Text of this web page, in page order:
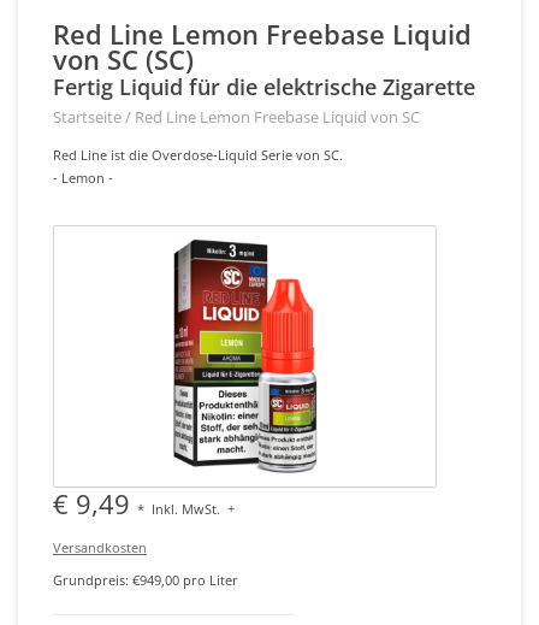
Red Line Lemon Freebase Liquid
von SC (SC)
Fertig Liquid für die elektrische Zigarette
Startseite/ Red Line Lemon Freebase Liquid von SC
Red Line ist die Overdose-Liquid Serie von SC.
- Lemon -
€ 9,49 * Inkl. MwSt. +
Versandkosten
Grundpreis: €949,00 pro Liter